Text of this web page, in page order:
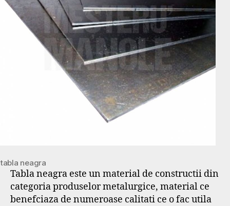
tabla neagra
Tabla neagra este un material de constructii din
categoria produselor metalurgice, material ce
benefciaza de numeroase calitati ce o fac utila